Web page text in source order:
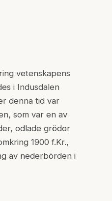
vetenskapens
i Indusdalen
denna tid var
som var en av
odlade grödor
1900 f.Kr.,
av nederbörden i